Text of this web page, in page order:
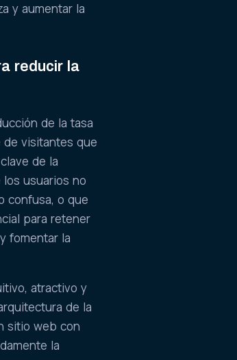
y aumentar la
reducir la
de la tasa
visitantes que
de la
usuarios no
confusa, o que
para retener
fomentar la
atractivo y
de la
sitio web con
la